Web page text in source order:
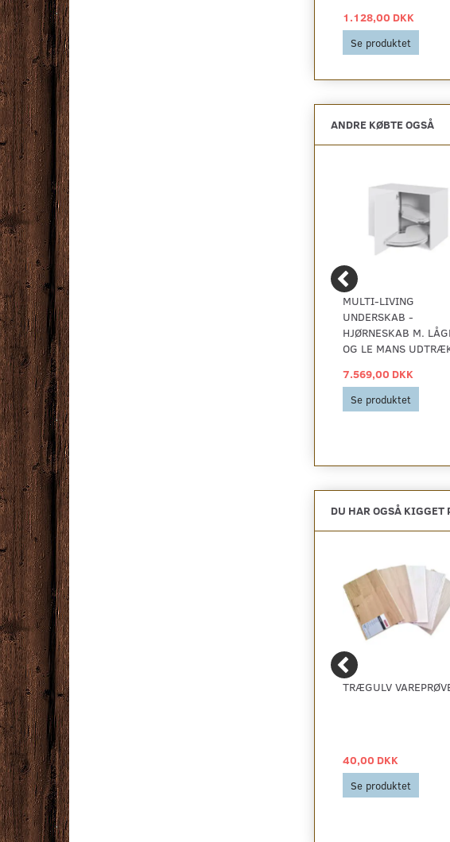
2.049,00 DKK
Se produktet
1.128,00 DKK
Se produktet
ANDRE KØBTE OGSÅ
ZIRO SOMBRA
KORKGULV - MONO
CREME
439,00 DKK
737,53 DKK pr
737,53 DKK
Se produktet
MULTI-LIVING
UNDERSKAB -
HJØRNESKAB M.
OG LE MANS
7.569,00 DKK
Se produktet
DU HAR OGSÅ KIGGET
PARKETLIM 10 KG.
499,00 DKK
Se produktet
TRÆGULV
40,00 DKK
Se produktet